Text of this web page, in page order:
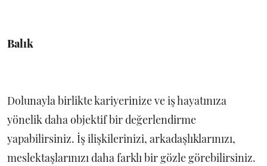
Balık
Dolunayla birlikte kariyerinize ve iş hayatınıza
yönelik daha objektif bir değerlendirme
yapabilirsiniz. İş ilişkilerinizi, arkadaşlıklarınızı,
meslektaşlarınızı daha farklı bir gözle görebilirsiniz.